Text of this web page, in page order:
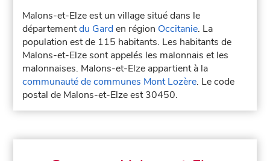
Malons-et-Elze est un village situé dans le
départementdu Garden région Occitanie. La
population est de 115 habitants. Les habitants de
Malons-et-Elze sont appelés les malonnais et les
malonnaises. Malons-et-Elze appartient à la
communauté de communes Mont Lozère. Le code
postal de Malons-et-Elze est 30450.